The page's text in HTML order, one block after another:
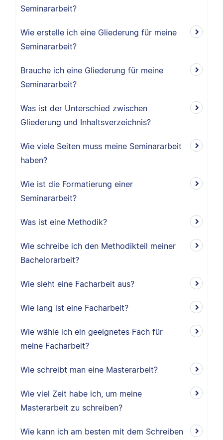
Seminararbeit?
Wie erstelle ich eine Gliederung für meine
Seminararbeit?
Brauche ich eine Gliederung für meine
Seminararbeit?
Was ist der Unterschied zwischen
Gliederung und Inhaltsverzeichnis?
Wie viele Seiten muss meine Seminararbeit
haben?
Wie ist die Formatierung einer
Seminararbeit?
Was ist eine Methodik?
Wie schreibe ich den Methodikteil meiner
Bachelorarbeit?
Wie sieht eine Facharbeit aus?
Wie lang ist eine Facharbeit?
Wie wähle ich ein geeignetes Fach für
meine Facharbeit?
Wie schreibt man eine Masterarbeit?
Wie viel Zeit habe ich, um meine
Masterarbeit zu schreiben?
Wie kann ich am besten mit dem Schreiben